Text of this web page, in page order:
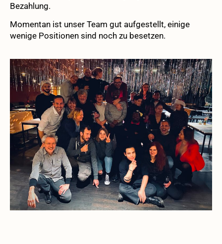
Bezahlung.
Momentan ist unser Team gut aufgestellt, einige
wenige Positionen sind noch zu besetzen.